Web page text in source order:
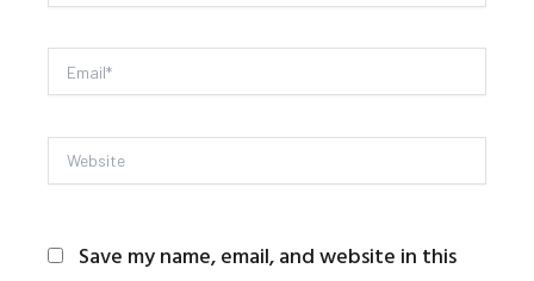
Email*
Website
Save my name, email, and website in this